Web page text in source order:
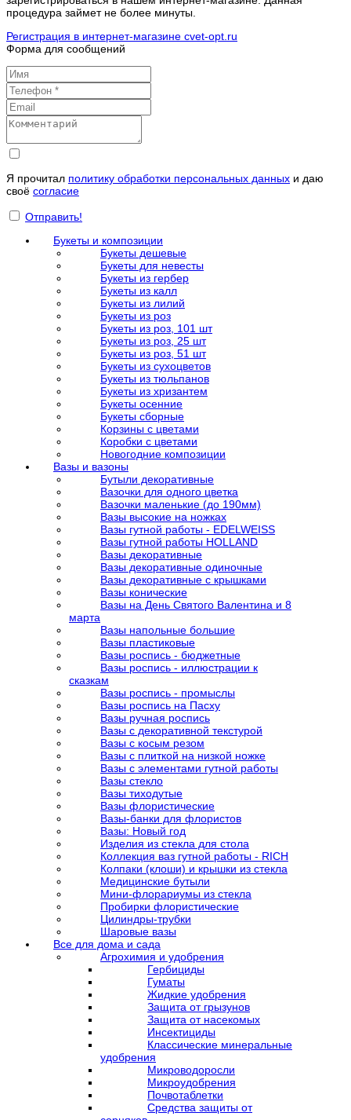
процедура займет не более минуты.
Регистрация в интернет-магазине cvet-opt.ru
Форма для сообщений
Я прочитал политику обработки персональных данных и даю
своё согласие
Отправить!
Букеты и композиции
Букеты дешевые
Букеты для невесты
Букеты из гербер
Букеты из калл
Букеты из лилий
Букеты из роз
Букеты из роз, 101 шт
Букеты из роз, 25 шт
Букеты из роз, 51 шт
Букеты из сухоцветов
Букеты из тюльпанов
Букеты из хризантем
Букеты осенние
Букеты сборные
Корзины с цветами
Коробки с цветами
Новогодние композиции
Вазы и вазоны
Бутыли декоративные
Вазочки для одного цветка
Вазочки маленькие (до 190мм)
Вазы высокие на ножках
Вазы гутной работы - EDELWEISS
Вазы гутной работы HOLLAND
Вазы декоративные
Вазы декоративные одиночные
Вазы декоративные с крышками
Вазы конические
Вазы на День Святого Валентина и 8
марта
Вазы напольные большие
Вазы пластиковые
Вазы роспись - бюджетные
Вазы роспись - иллюстрации к
сказкам
Вазы роспись - промыслы
Вазы роспись на Пасху
Вазы ручная роспись
Вазы с декоративной текстурой
Вазы с косым резом
Вазы с плиткой на низкой ножке
Вазы с элементами гутной работы
Вазы стекло
Вазы тиходутые
Вазы флористические
Вазы-банки для флористов
Вазы: Новый год
Изделия из стекла для стола
Коллекция ваз гутной работы - RICH
Колпаки (клоши) и крышки из стекла
Медицинские бутыли
Мини-флорариумы из стекла
Пробирки флористические
Цилиндры-трубки
Шаровые вазы
Все для дома и сада
Агрохимия и удобрения
Гербициды
Гуматы
Жидкие удобрения
Защита от грызунов
Защита от насекомых
Инсектициды
Классические минеральные
удобрения
Микроводоросли
Микроудобрения
Почвотаблетки
Средства защиты от